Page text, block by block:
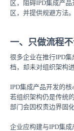
区，阻碍IPD集成产
区，并提供规避方法。
一、只做流程
很多企业在推行IPD
档，却未对组织架构
IPD集成产品开发的核
若组织架构仍是传统的
部门会因权责边界固
企业应构建与IPD集